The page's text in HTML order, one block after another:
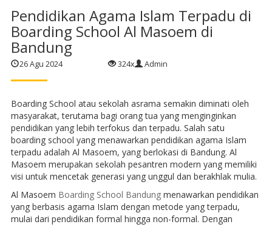
Pendidikan Agama Islam Terpadu di
Boarding School Al Masoem di
Bandung
26 Agu 2024 324x Admin
Boarding School atau sekolah asrama semakin diminati oleh
masyarakat, terutama bagi orang tua yang menginginkan
pendidikan yang lebih terfokus dan terpadu. Salah satu
boarding school yang menawarkan pendidikan agama Islam
terpadu adalah Al Masoem, yang berlokasi di Bandung. Al
Masoem merupakan sekolah pesantren modern yang memiliki
visi untuk mencetak generasi yang unggul dan berakhlak mulia.
Al Masoem Boarding School Bandungmenawarkan pendidikan
yang berbasis agama Islam dengan metode yang terpadu,
mulai dari pendidikan formal hingga non-formal. Dengan